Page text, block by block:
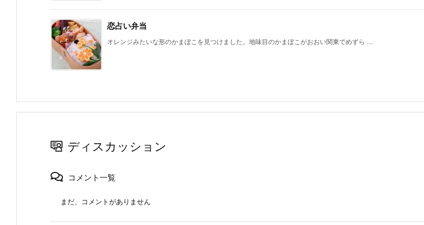
恋占い弁当
オレンジみたいな形のかまぼこを見つけました。地味目のかまぼこがおおい関東でめずら ...
ディスカッション
コメント一覧
まだ、コメントがありません